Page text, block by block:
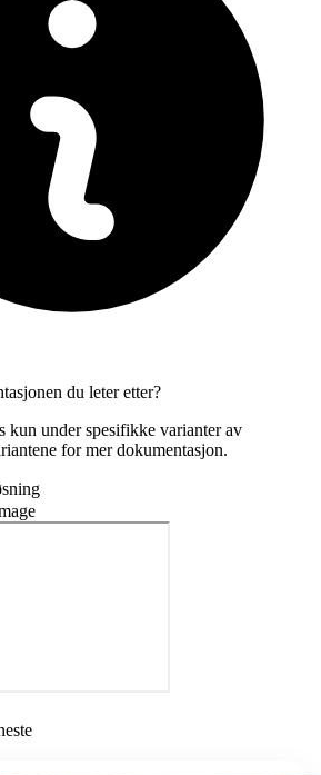
du leter etter?
kun under spesifikke varianter av
for mer dokumentasjon.